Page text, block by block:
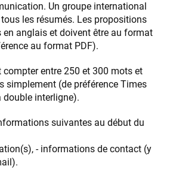
Un groupe international
les résumés. Les propositions
en anglais et doivent être au format
au format PDF).
compter entre 250 et 300 mots et
simplement (de préférence Times
double interligne).
suivantes au début du
- informations de contact (y